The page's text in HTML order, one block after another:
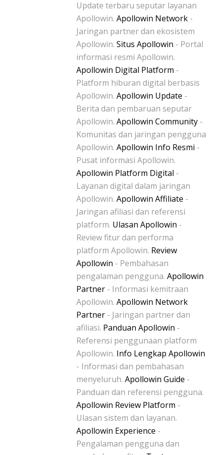
Update terbaru seputar layanan
Apollowin. Apollowin Network -
Jaringan partner dan ekosistem
Apollowin. Situs Apollowin - Portal
informasi resmi Apollowin.
Apollowin Digital Platform -
Platform hiburan digital berbasis
Apollowin. Apollowin Update -
Berita dan pembaruan seputar
Apollowin. Apollowin Community -
Komunitas dan jaringan pengguna
Apollowin. Apollowin Info Resmi -
Pusat informasi Apollowin.
Apollowin Platform Digital -
Layanan digital dalam jaringan
Apollowin. Apollowin Affiliate -
Jaringan afiliasi dan referensi
platform. Ulasan Apollowin -
Review fitur dan performa
platform Apollowin. Review
Apollowin - Pembahasan
pengalaman pengguna. Apollowin
Partner - Informasi kemitraan
Apollowin. Apollowin Network
Partner - Jaringan partner dan
afiliasi. Panduan Apollowin -
Referensi penggunaan platform
Apollowin. Info Lengkap Apollowin
- Informasi dan pembahasan
menyeluruh. Apollowin Guide -
Panduan dan referensi pengguna.
Apollowin Review Platform -
Ulasan sistem dan layanan.
Apollowin Experience -
Pengalaman pengguna dan